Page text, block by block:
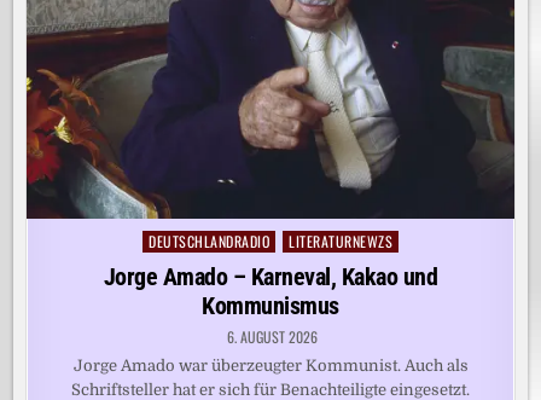
Posted
DEUTSCHLANDRADIO LITERATURNEWZS
Jorge Amado – Karneval, Kakao und
Kommunismus
6. AUGUST 2026
Jorge Amado war überzeugter Kommunist. Auch als
Schriftsteller hat er sich für Benachteiligte eingesetzt.